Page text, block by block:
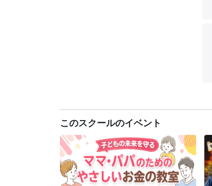
このスクールのイベント